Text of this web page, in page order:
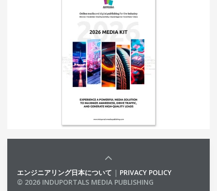
エンジニアリング日本について | PRIVACY POLICY
© 2026 INDUPORTALS MEDIA PUBLISHING